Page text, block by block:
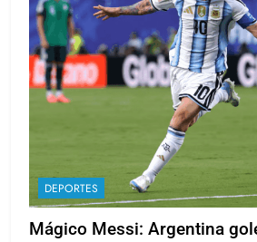
DEPORTES
Mágico Messi: Argentina